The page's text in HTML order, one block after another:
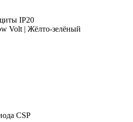
IP20
Volt | Жёлто-зелёный
CSP